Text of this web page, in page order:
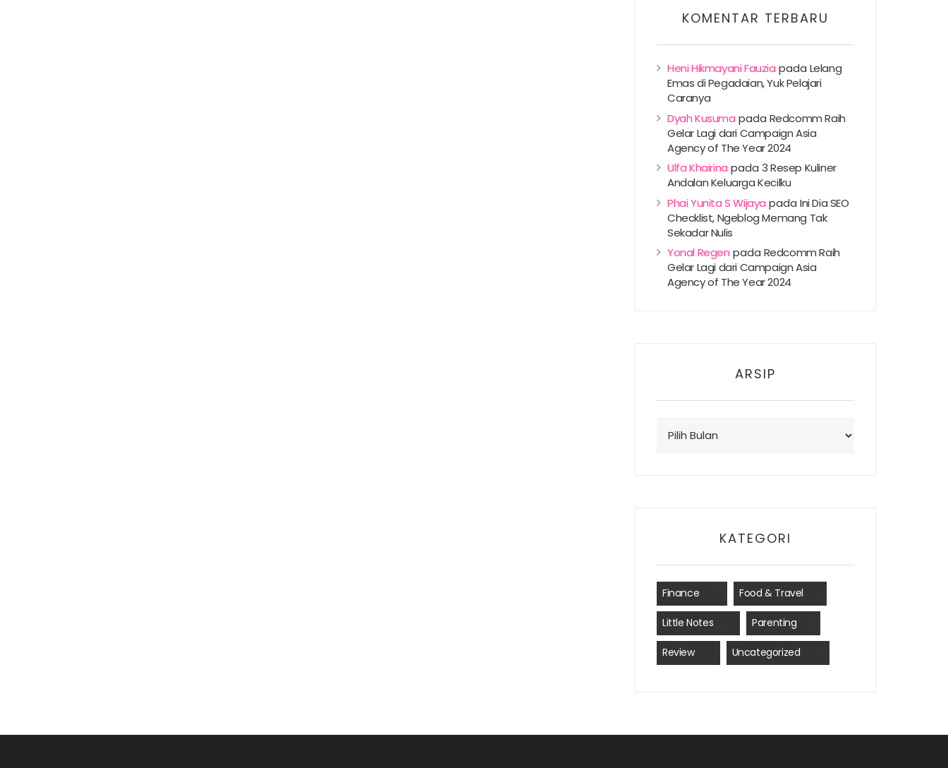
KOMENTAR TERBARU
Heni Hikmayani Fauzia pada Lelang
Emas di Pegadaian, Yuk Pelajari
Caranya
Dyah Kusuma pada Redcomm Raih
Gelar Lagi dari Campaign Asia
Agency of The Year 2024
Ulfa Khairina pada 3 Resep Kuliner
Andalan Keluarga Kecilku
Phai Yunita S Wijaya pada Ini Dia SEO
Checklist, Ngeblog Memang Tak
Sekadar Nulis
Yonal Regen pada Redcomm Raih
Gelar Lagi dari Campaign Asia
Agency of The Year 2024
ARSIP
KATEGORI
Finance Food & Travel
Little Notes Parenting
Review(15) Uncategorized